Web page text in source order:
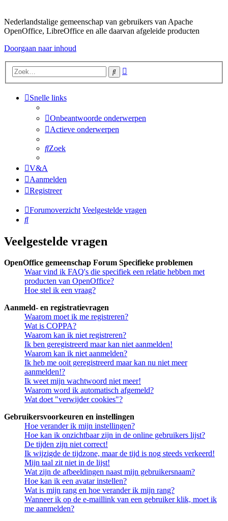
Nederlandstalige gemeenschap van gebruikers van Apache
OpenOffice, LibreOffice en alle daarvan afgeleide producten
Doorgaan naar inhoud
Zoek
Snelle links
Onbeantwoorde onderwerpen
Actieve onderwerpen
Zoek
V&A
Aanmelden
Registreer
Forumoverzicht Veelgestelde vragen
Zoek
Veelgestelde vragen
OpenOffice gemeenschap Forum Specifieke problemen
Waar vind ik FAQ's die specifiek een relatie hebben met
producten van OpenOffice?
Hoe stel ik een vraag?
Aanmeld- en registratievragen
Waarom moet ik me registreren?
Wat is COPPA?
Waarom kan ik niet registreren?
Ik ben geregistreerd maar kan niet aanmelden!
Waarom kan ik niet aanmelden?
Ik heb me ooit geregistreerd maar kan nu niet meer
aanmelden!?
Ik weet mijn wachtwoord niet meer!
Waarom word ik automatisch afgemeld?
Wat doet "verwijder cookies"?
Gebruikersvoorkeuren en instellingen
Hoe verander ik mijn instellingen?
Hoe kan ik onzichtbaar zijn in de online gebruikers lijst?
De tijden zijn niet correct!
Ik wijzigde de tijdzone, maar de tijd is nog steeds verkeerd!
Mijn taal zit niet in de lijst!
Wat zijn de afbeeldingen naast mijn gebruikersnaam?
Hoe kan ik een avatar instellen?
Wat is mijn rang en hoe verander ik mijn rang?
Wanneer ik op de e-maillink van een gebruiker klik, moet ik
me aanmelden?